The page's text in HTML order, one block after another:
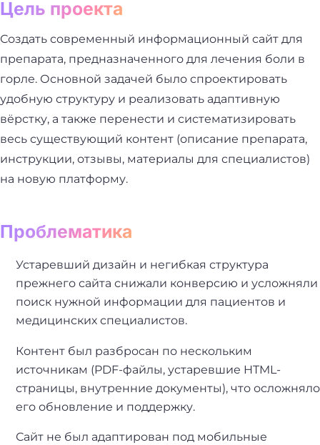
Цель проекта
Создать современный информационный сайт для
препарата, предназначенного для лечения боли в
горле. Основной задачей было спроектировать
удобную структуру и реализовать адаптивную
вёрстку, а также перенести и систематизировать
весь существующий контент (описание препарата,
инструкции, отзывы, материалы для специалистов)
на новую платформу.
Проблематика
Устаревший дизайн и негибкая структура
прежнего сайта снижали конверсию и усложняли
поиск нужной информации для пациентов и
медицинских специалистов.
Контент был разбросан по нескольким
источникам (PDF-файлы, устаревшие HTML-
страницы, внутренние документы), что осложняло
его обновление и поддержку.
Сайт не был адаптирован под мобильные